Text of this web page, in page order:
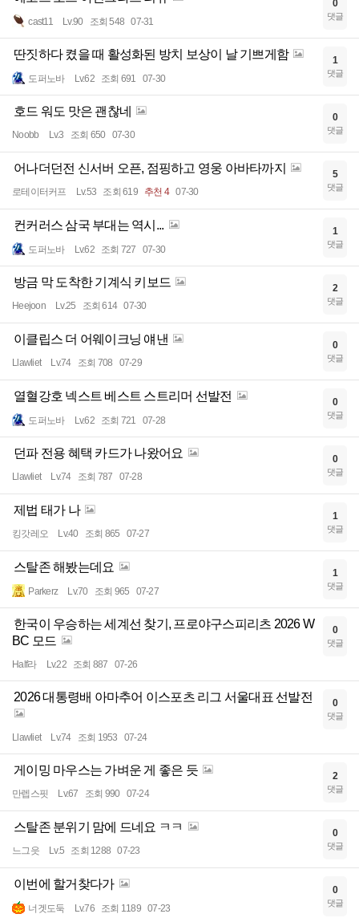
cast11 Lv.90 조회 548 07-31
0
댓글
딴짓하다 켰을 때 활성화된 방치 보상이 날 기쁘게함
도퍼노바 Lv.62 조회 691 07-30
1
댓글
호드 워도 맛은 괜찮네
Noobb Lv.3 조회 650 07-30
0
댓글
어나더던전 신서버 오픈, 점핑하고 영웅 아바타까지
로테이터커프 Lv.53 조회 619 추천 4 07-30
5
댓글
컨커러스 삼국 부대는 역시...
도퍼노바 Lv.62 조회 727 07-30
1
댓글
방금 막 도착한 기계식 키보드
Heejoon Lv.25 조회 614 07-30
2
댓글
이클립스 더 어웨이크닝 얘낸
Llawliet Lv.74 조회 708 07-29
0
댓글
열혈강호 넥스트 베스트 스트리머 선발전
도퍼노바 Lv.62 조회 721 07-28
0
댓글
던파 전용 혜택 카드가 나왔어요
Llawliet Lv.74 조회 787 07-28
0
댓글
제법 태가 나
킹갓레오 Lv.40 조회 865 07-27
1
댓글
스탈존 해봤는데요
Parkerz Lv.70 조회 965 07-27
1
댓글
한국이 우승하는 세계선 찾기, 프로야구스피리츠 2026 W
BC 모드
Half라 Lv.22 조회 887 07-26
0
댓글
2026 대통령배 아마추어 이스포츠 리그 서울대표 선발전
Llawliet Lv.74 조회 1953 07-24
0
댓글
게이밍 마우스는 가벼운 게 좋은 듯
만렙스핏 Lv.67 조회 990 07-24
2
댓글
스탈존 분위기 맘에 드네요 ㅋㅋ
느그읏 Lv.5 조회 1288 07-23
0
댓글
이번에 할거찾다가
너겟도둑 Lv.76 조회 1189 07-23
0
댓글